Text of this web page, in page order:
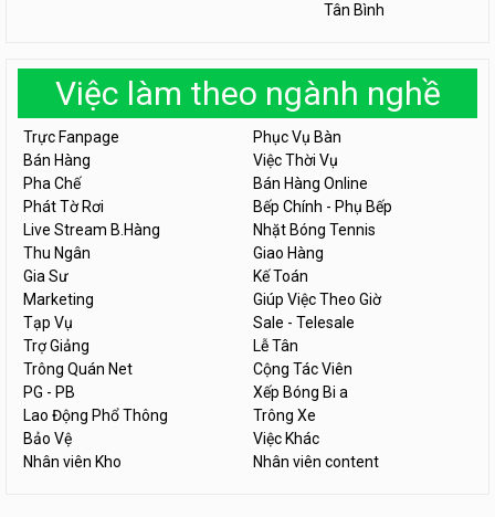
Tân Bình
Việc làm theo ngành nghề
Trực Fanpage
Phục Vụ Bàn
Bán Hàng
Việc Thời Vụ
Pha Chế
Bán Hàng Online
Phát Tờ Rơi
Bếp Chính - Phụ Bếp
Live Stream B.Hàng
Nhặt Bóng Tennis
Thu Ngân
Giao Hàng
Gia Sư
Kế Toán
Marketing
Giúp Việc Theo Giờ
Tạp Vụ
Sale - Telesale
Trợ Giảng
Lễ Tân
Trông Quán Net
Cộng Tác Viên
PG - PB
Xếp Bóng Bi a
Lao Động Phổ Thông
Trông Xe
Bảo Vệ
Việc Khác
Nhân viên Kho
Nhân viên content